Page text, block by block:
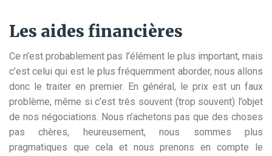
Les aides financières
Ce n’est probablement pas l’élément le plus important, mais
c’est celui qui est le plus fréquemment aborder, nous allons
donc le traiter en premier. En général, le prix est un faux
problème, même si c’est très souvent (trop souvent) l’objet
de nos négociations. Nous n’achetons pas que des choses
pas chères, heureusement, nous sommes plus
pragmatiques que cela et nous prenons en compte le